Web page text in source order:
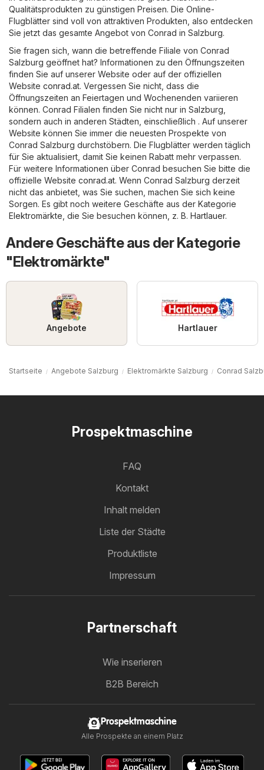
Qualitätsprodukten zu günstigen Preisen. Die Online-
Flugblätter sind voll von attraktiven Produkten, also entdecken
Sie jetzt das gesamte Angebot von Conrad in Salzburg.
Sie fragen sich, wann die betreffende Filiale von Conrad
Salzburg geöffnet hat? Informationen zu den Öffnungszeiten
finden Sie auf unserer Website oder auf der offiziellen
Website conrad.at. Vergessen Sie nicht, dass die
Öffnungszeiten an Feiertagen und Wochenenden variieren
können. Conrad Filialen finden Sie nicht nur in Salzburg,
sondern auch in anderen Städten, einschließlich . Auf unserer
Website können Sie immer die neuesten Prospekte von
Conrad Salzburg durchstöbern. Die Flugblätter werden täglich
für Sie aktualisiert, damit Sie keinen Rabatt mehr verpassen.
Für weitere Informationen über Conrad besuchen Sie bitte die
offizielle Website conrad.at. Wenn Conrad Salzburg derzeit
nicht das anbietet, was Sie suchen, machen Sie sich keine
Sorgen. Es gibt noch weitere Geschäfte aus der Kategorie
Elektromärkte , die Sie besuchen können, z. B. Hartlauer.
Andere Geschäfte aus der Kategorie
"Elektromärkte"
Angebote Hartlauer
Startseite Angebote Salzburg Elektromärkte Salzburg Conrad
Prospektmaschine
FAQ
Kontakt
Inhalt melden
Liste der Städte
Produktliste
Impressum
Partnerschaft
Wie inserieren
B2B Bereich
Prospektmaschine
Alle Prospekte an einem Platz